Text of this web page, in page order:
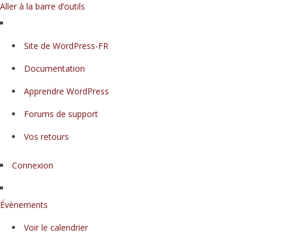
Aller à la barre d’outils
WordPress
Site de WordPress-FR
Documentation
Apprendre WordPress
Forums de support
Vos retours
Connexion
Évènements
Voir le calendrier